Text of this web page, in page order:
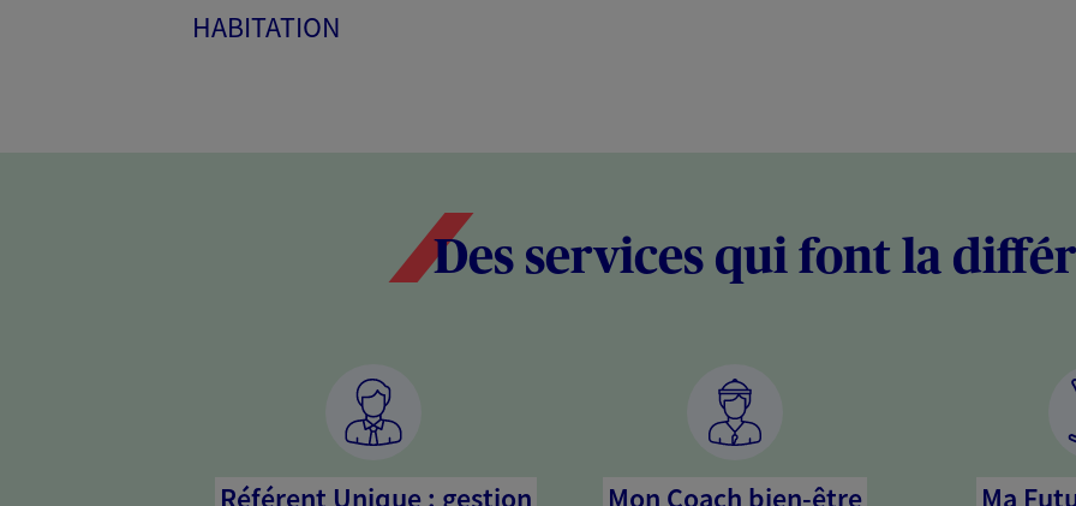
HABITATION
Des services qui font la
Référent Unique : gestion Mon Coach bien-être Ma